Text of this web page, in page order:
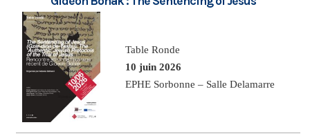
Table Ronde
10 juin 2026
EPHE Sorbonne – Salle Delamarre